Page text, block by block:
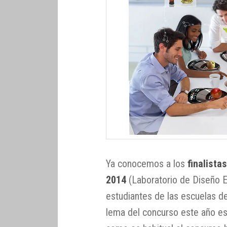
Ya conocemos a los
2014 (Laboratorio de Diseño
estudiantes de las escuelas
lema del concurso este año